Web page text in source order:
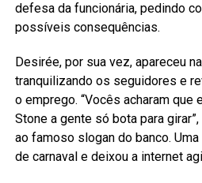
defesa da funcionária, pedindo
possíveis consequências.
Desirée, por sua vez, apareceu
tranquilizando os seguidores e
o emprego. “Vocês acharam que
Stone a gente só bota para
ao famoso slogan do banco.
de carnaval e deixou a internet